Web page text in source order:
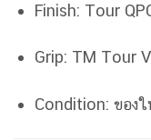
Finish: Tour
Grip: TM Tour
Condition: ของ